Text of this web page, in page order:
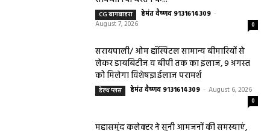
महासमुंद खाद्य सुरक्षा विभाग द्वारा पिथौरा एवं
बागबाहरा में किया औचक निरीक्षण खाद्य पदार्थों की
सावधानियां बरतने के...
CG बागबाहरा हेमंत वैष्णव 9131614309 -
August 7, 2026
सरायपाली/ ओम हॉस्पिटल सामान्य बीमारियों से
लेकर डायबिटीज व बीपी तक का इलाज, 9 अगस्त
को मिलेगा विशेषज्ञ ईलाज परामर्श